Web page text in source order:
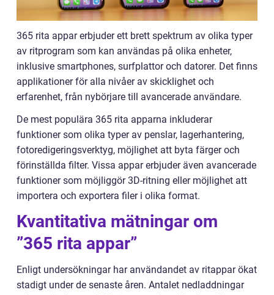
365 rita appar erbjuder ett brett spektrum av olika typer
av ritprogram som kan användas på olika enheter,
inklusive smartphones, surfplattor och datorer. Det finns
applikationer för alla nivåer av skicklighet och
erfarenhet, från nybörjare till avancerade användare.
De mest populära 365 rita apparna inkluderar
funktioner som olika typer av penslar, lagerhantering,
fotoredigeringsverktyg, möjlighet att byta färger och
förinställda filter. Vissa appar erbjuder även avancerade
funktioner som möjliggör 3D-ritning eller möjlighet att
importera och exportera filer i olika format.
Kvantitativa mätningar om
”365 rita appar”
Enligt undersökningar har användandet av ritappar ökat
stadigt under de senaste åren. Antalet nedladdningar